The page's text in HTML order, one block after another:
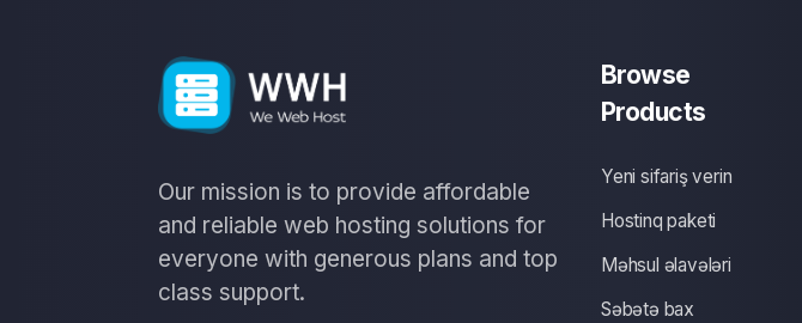
Our mission is to provide affordable
and reliable web hosting solutions for
everyone with generous plans and top
class support.
Browse
Products
Yeni sifariş verin
Hostinq paketi
Məhsul əlavələri
Səbətə bax